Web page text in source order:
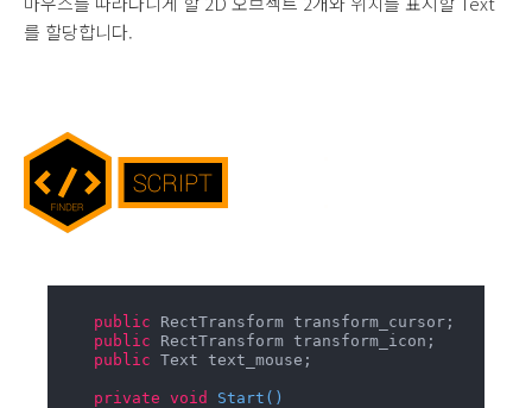
를 할당합니다.
public RectTransform transform_cursor;
public RectTransform transform_icon;
public Text text_mouse;
private void Start ( )